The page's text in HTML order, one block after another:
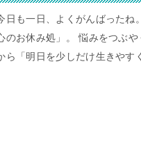
日も一日、よくがんばった
のお休み処」。 悩みをつぶ
ら「明日を少しだけ生きやす